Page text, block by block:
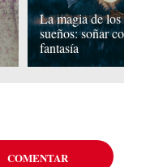
La magia de los
sueños: soñar con
fantasía
COMENTAR